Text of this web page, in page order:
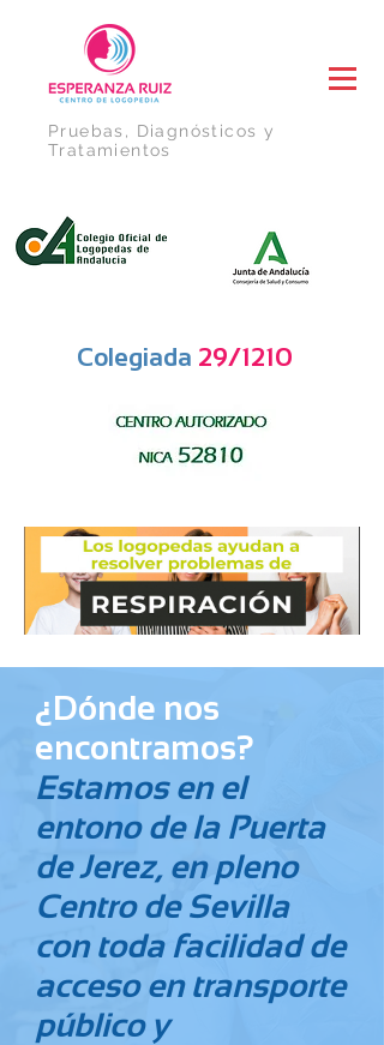
Pruebas, Diagnósticos y
Tratamientos
Colegiada 29/1210
¿Dónde nos
encontramos?
Estamos en el
entono de la Puerta
de Jerez, en pleno
Centro de Sevilla
con toda facilidad de
acceso en transporte
público y